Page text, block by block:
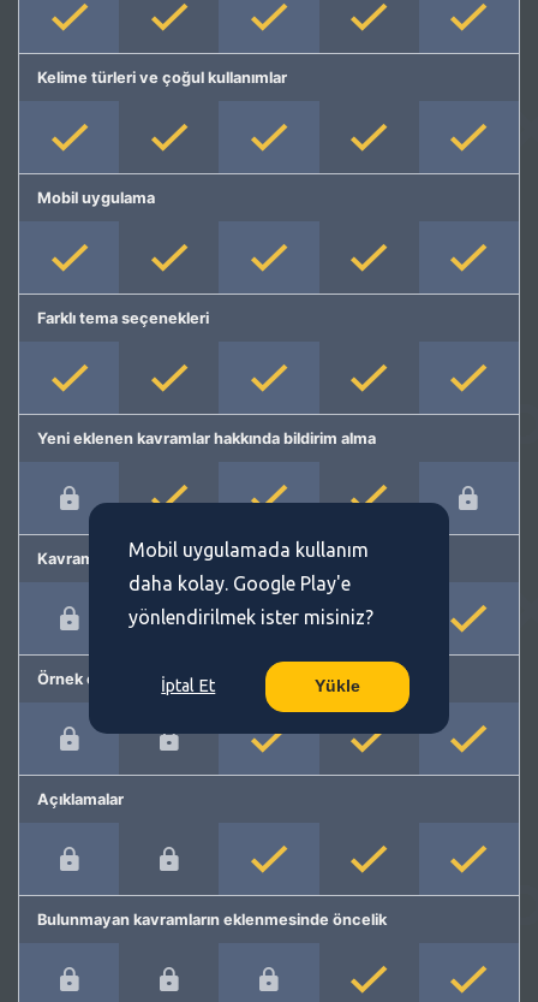
Kelime türleri ve çoğul kullanımlar
Mobil uygulama
Farklı tema seçenekleri
Yeni eklenen kavramlar hakkında bildirim alma
Kavram önerme
Örnek cümleler
Açıklamalar
Bulunmayan kavramların eklenmesinde öncelik
Mobil uygulamada kullanım
daha kolay. Google Play'e
yönlendirilmek ister misiniz?
İptal Et Yükle